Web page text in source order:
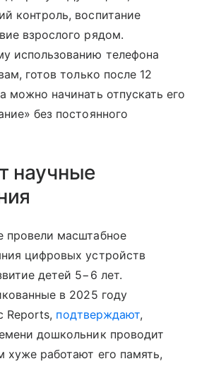
контроль, воспитание
взрослого рядом.
использованию телефона
готов только после 12
можно начинать отпускать его
без постоянного
научные
провели масштабное
цифровых устройств
детей 5−6 лет.
в 2025 году
Reports, подтверждают,
дошкольник проводит
хуже работают его память,